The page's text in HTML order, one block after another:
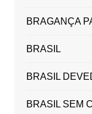
BRAGANÇA
BRASIL
BRASIL
BRASIL SEM